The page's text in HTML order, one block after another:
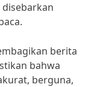
berita
bahwa
berguna,